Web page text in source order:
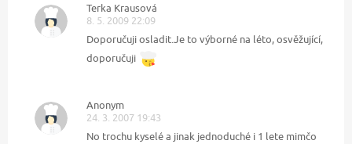
Terka Krausová
8. 5. 2009 22:09
Doporučuji osladit.Je to výborné na léto, osvěžující,
doporučuji
Anonym
24. 3. 2007 19:43
No trochu kyselé a jinak jednoduché i 1 lete mimčo